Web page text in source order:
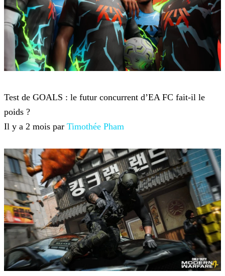
Test de GOALS : le futur concurrent d’EA FC fait-il le
poids ?
Il y a 2 mois par Timothée Pham